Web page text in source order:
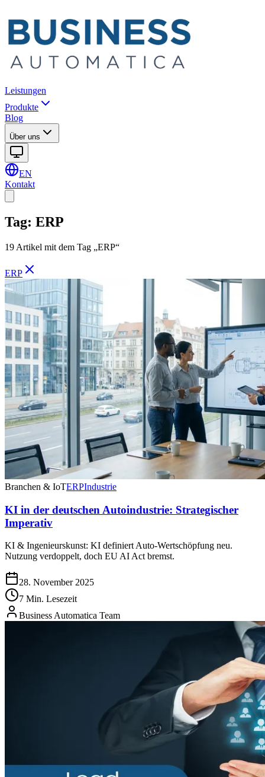
Leistungen
Produkte
Blog
Über uns
EN
Kontakt
Tag: ERP
19 Artikel mit dem Tag „ERP“
ERP
Branchen & IoTERPIndustrie
KI in der deutschen Autoindustrie: Strategischer
Imperativ
KI & Ingenieurskunst: KI definiert Auto-Wertschöpfung neu.
Nutzung verdoppelt, doch EU AI Act bremst.
28. November 2025
7 Min. Lesezeit
Business Automatica Team